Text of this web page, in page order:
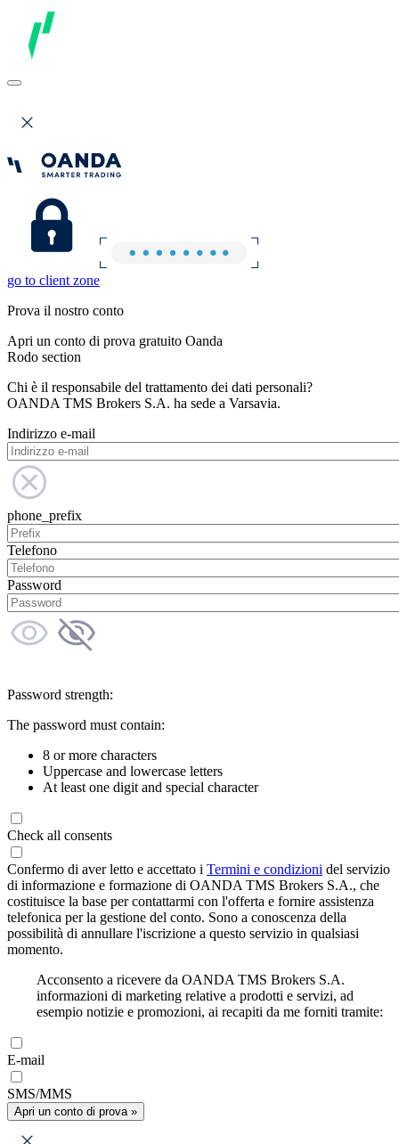
go to client zone
Prova il nostro conto
Apri un conto di prova gratuito Oanda
Rodo section
Chi è il responsabile del trattamento dei dati personali?
OANDA TMS Brokers S.A. ha sede a Varsavia.
Indirizzo e-mail
phone_prefix
Telefono
Password
Password strength:
The password must contain:
8 or more characters
Uppercase and lowercase letters
At least one digit and special character
Check all consents
Confermo di aver letto e accettato i Termini e condizioni del servizio
di informazione e formazione di OANDA TMS Brokers S.A., che
costituisce la base per contattarmi con l'offerta e fornire assistenza
telefonica per la gestione del conto. Sono a conoscenza della
possibilità di annullare l'iscrizione a questo servizio in qualsiasi
momento.
Acconsento a ricevere da OANDA TMS Brokers S.A.
informazioni di marketing relative a prodotti e servizi, ad
esempio notizie e promozioni, ai recapiti da me forniti tramite:
E-mail
SMS/MMS
Apri un conto di prova »